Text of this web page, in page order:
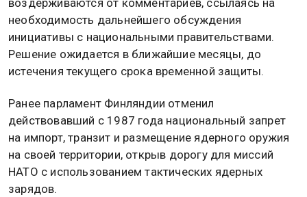
воздерживаются от комментариев, ссылаясь на
необходимость дальнейшего обсуждения
инициативы с национальными правительствами.
Решение ожидается в ближайшие месяцы, до
истечения текущего срока временной защиты.
Ранее парламент Финляндии отменил
действовавший с 1987 года национальный запрет
на импорт, транзит и размещение ядерного оружия
на своей территории, открыв дорогу для миссий
НАТО с использованием тактических ядерных
зарядов.